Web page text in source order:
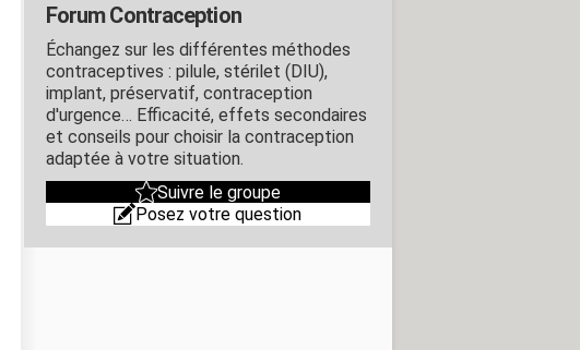
Forum Contraception
Échangez sur les différentes méthodes
contraceptives : pilule, stérilet (DIU),
implant, préservatif, contraception
d'urgence… Efficacité, effets secondaires
et conseils pour choisir la contraception
adaptée à votre situation.
Suivre le groupe
Posez votre question